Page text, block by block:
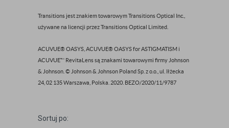
Transitions jest znakiem towarowym Transitions Optical Inc.,
używane na licencji przez Transitions Optical Limited.
ACUVUE® OASYS, ACUVUE® OASYS for ASTIGMATISM i
ACUVUE™ RevitaLens są znakami towarowymi firmy Johnson
& Johnson. © Johnson & Johnson Poland Sp. z o.o., ul. Iłżecka
24, 02 135 Warszawa, Polska. 2020. BEZO/2020/11/9787
Sortuj po: